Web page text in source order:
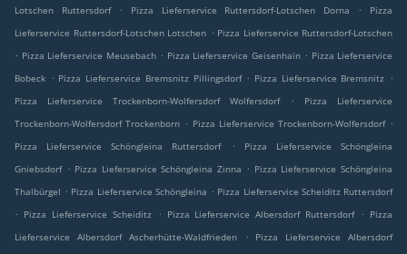
Lotschen Ruttersdorf
. Pizza Lieferservice Ruttersdorf-Lotschen Dorna .
Pizza
Lieferservice Ruttersdorf-Lotschen Lotschen . Pizza Lieferservice Ruttersdorf-Lotschen
. Pizza Lieferservice Meusebach . Pizza Lieferservice Geisenhain . Pizza Lieferservice
Bobeck . Pizza Lieferservice Bremsnitz Pillingsdorf . Pizza Lieferservice Bremsnitz .
Pizza Lieferservice Trockenborn-Wolfersdorf Wolfersdorf
.
Pizza Lieferservice
Trockenborn-Wolfersdorf Trockenborn . Pizza Lieferservice Trockenborn-Wolfersdorf .
Pizza Lieferservice Schöngleina Ruttersdorf
.
Pizza Lieferservice Schöngleina
Gniebsdorf . Pizza Lieferservice Schöngleina Zinna . Pizza Lieferservice Schöngleina
Thalbürgel . Pizza Lieferservice Schöngleina . Pizza Lieferservice Scheiditz Ruttersdorf
. Pizza Lieferservice Scheiditz . Pizza Lieferservice Albersdorf Ruttersdorf . Pizza
Lieferservice Albersdorf Ascherhütte-Waldfrieden
.
Pizza Lieferservice Albersdorf